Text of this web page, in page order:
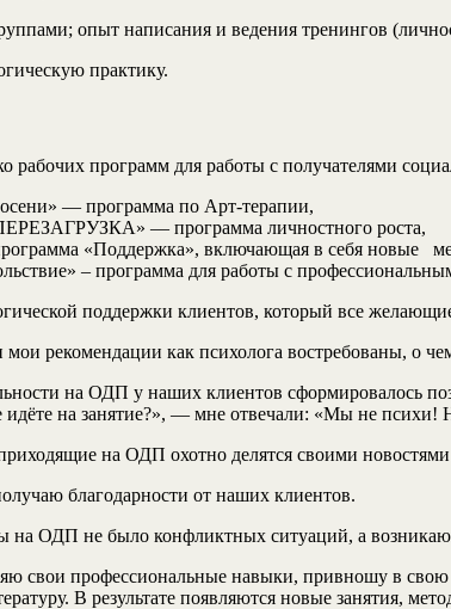
опыт написания и ведения тренингов
практику.
рабочих программ для работы с получателями
— программа по Арт-терапии,
— программа личностного роста,
«Поддержка», включающая в себя новые
– программа для работы с
поддержки клиентов, который все
мои рекомендации как психолога востребованы, о
на ОДП у наших клиентов сформировалось
на занятие?», — мне отвечали: «Мы не психи!
на ОДП охотно делятся своими
благодарности от наших клиентов.
на ОДП не было конфликтных ситуаций, а
свои профессиональные навыки, привношу в свою
В результате появляются новые занятия,